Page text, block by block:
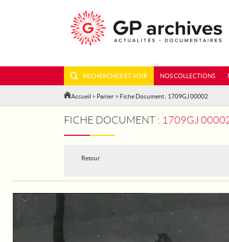
RECHERCHER ET VOIR NOS COLLECTIONS
Accueil > Panier > Fiche Document : 1709GJ 00002
FICHE DOCUMENT : 1709GJ 00002 -
Retour